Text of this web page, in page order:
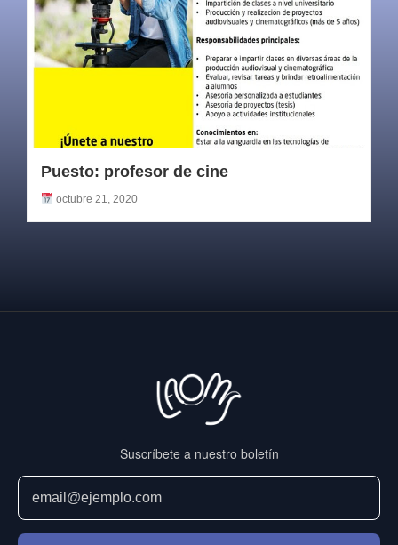
Puesto: profesor de cine
octubre 21, 2020
Suscríbete a nuestro boletín